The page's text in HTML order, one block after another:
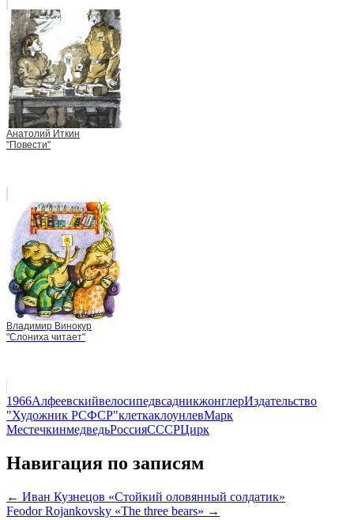
Анатолий Иткин
"Повести"
Владимир Винокур
"Слониха читает"
1966АлфеевскийвелосипедвсадникжонглерИздательство
"Художник РСФСР"клеткаклоунлевМарк
МестечкинмедведьРоссияСССРЦирк
Навигация по записям
← Иван Кузнецов «Стойкий оловянный солдатик»
Feodor Rojankovsky «The three bears» →